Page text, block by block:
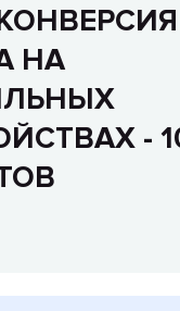
НА
-